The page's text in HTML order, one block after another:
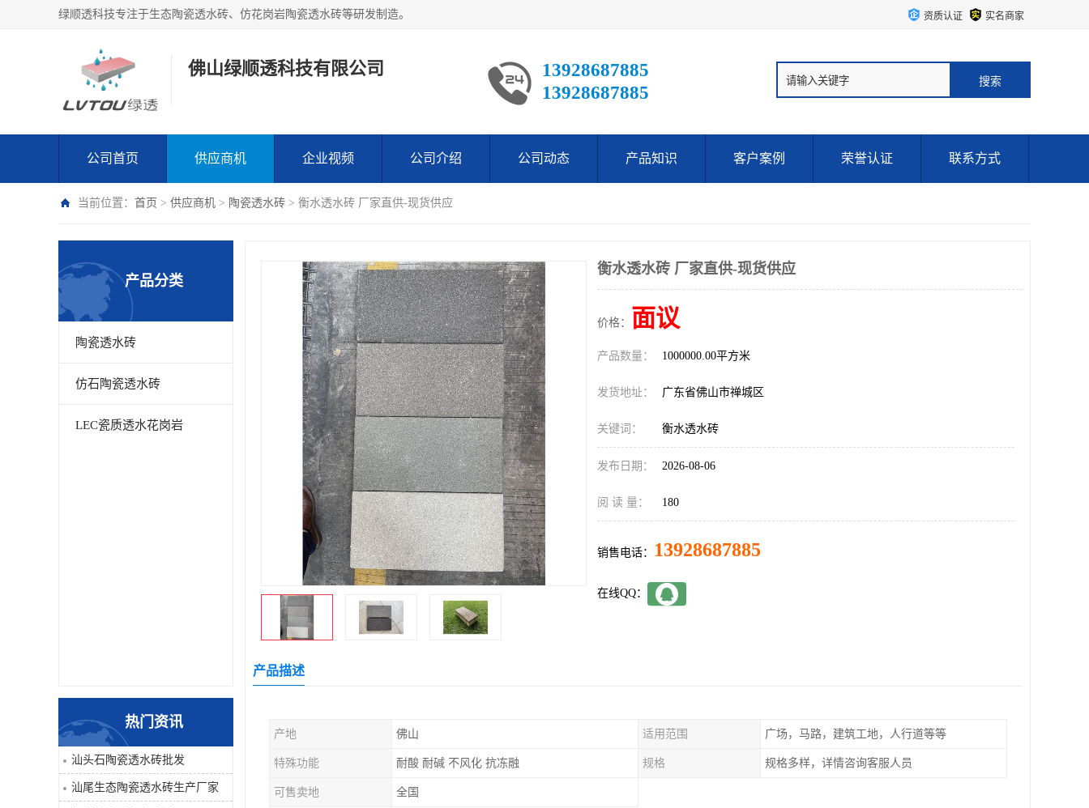
绿顺透科技专注于生态陶瓷透水砖、仿花岗岩陶瓷透水砖等研发制造。 资质认证 实名商家
佛山绿顺透科技有限公司
13928687885
13928687885
公司首页 供应商机 企业视频 公司介绍 公司动态 产品知识 客户案例 荣誉认证 联系方式
当前位置： 首页 > 供应商机 > 陶瓷透水砖 > 衡水透水砖 厂家直供-现货供应
产品分类
陶瓷透水砖
仿石陶瓷透水砖
LEC瓷质透水花岗岩
热门资讯
汕头石陶瓷透水砖批发
汕尾生态陶瓷透水砖生产厂家
衡水透水砖 厂家直供-现货供应
价格： 面议
产品数量： 1000000.00平方米
发货地址： 广东省佛山市禅城区
关键词： 衡水透水砖
发布日期： 2026-08-06
阅 读 量： 180
销售电话： 13928687885
在线QQ：
产品描述
产地 佛山 适用范围 广场，马路，建筑工地，人行道等等
特殊功能 耐酸 耐碱 不风化 抗冻融 规格 规格多样，详情咨询客服人员
可售卖地 全国